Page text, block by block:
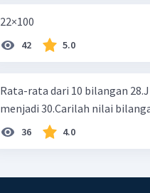
22×100
42 5.0
Rata-rata dari 10 bilangan
menjadi 30.Carilah nilai
36 4.0